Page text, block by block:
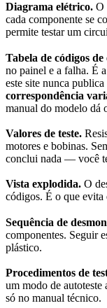
Diagrama elétrico. O
cada componente se
permite testar um
Tabela de códigos
no painel e a falha. É
este site nunca
correspondência
manual do modelo dá
Valores de teste.
motores e bobinas.
conclui nada — você
Vista explodida. O
códigos. É o que evita
Sequência de
componentes. Seguir
plástico.
Procedimentos de
um modo de autoteste
só no manual técnico.